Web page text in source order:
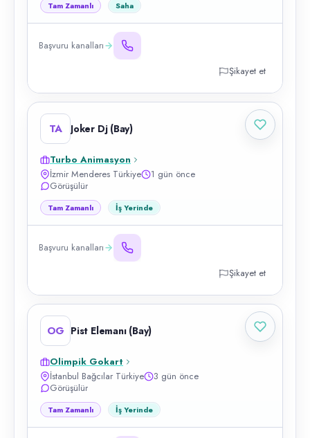
Tam Zamanlı Saha
Başvuru kanalları
Şikayet et
TA Joker Dj (Bay)
Turbo Animasyon
İzmir Menderes Türkiye
1 gün önce
Görüşülür
Tam Zamanlı İş Yerinde
Başvuru kanalları
Şikayet et
OG Pist Elemanı (Bay)
Olimpik Gokart
İstanbul Bağcılar Türkiye
3 gün önce
Görüşülür
Tam Zamanlı İş Yerinde